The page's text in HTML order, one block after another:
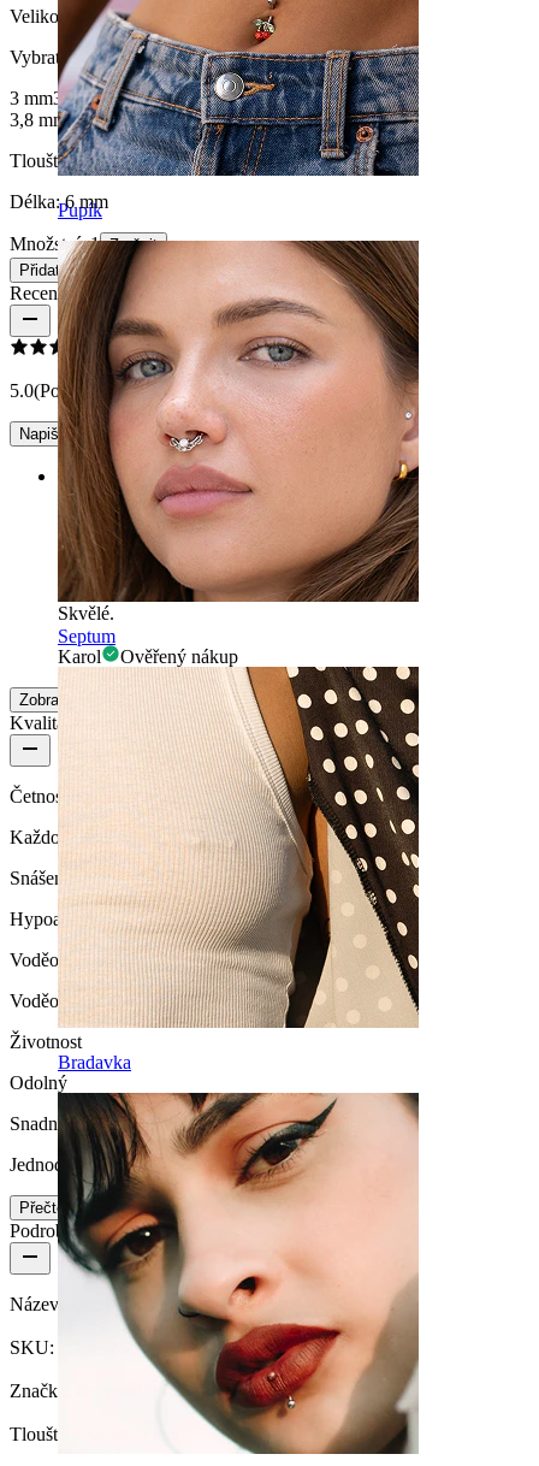
Pupík
Septum
Bradavka
Velikost kuličky:
Vybrat Velikost kuličky
3 mm3,5 mm
3,8 mm
Tloušťka závitu:1 mm
Délka:6 mm
Množství: 1 Změnit
Přidat do košíku
Recenze produktu
5.0(Počet recenzí: 1)
Napište recenzi
Rating
Skvělé.
Skvělé.
Karol Ověřený nákup
Zobrazit více
Kvalita produktu
Četnost nošení
Každodenní nošení
Snášenlivost
Hypoalergenní
Voděodolnost
Voděodolný
Životnost
Odolný
Snadnost používání
Jednoduché
Přečtěte si více
Podrobnosti o produktu
Název: Titanová mini labreta s květem
SKU: Labret-261
Značka: Bodymod Premium
Tloušťka závitu: